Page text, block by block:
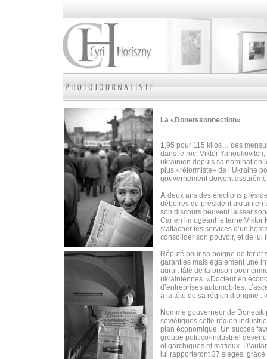
La «Donetskonnection»
1,95 pour 115 kilos… des
dans le roc, Viktor
ukrainien depuis sa nomination
plus «réformiste» de l’Ukraine
gouvernement doivent
A deux ans des élections
déboires du président ukrainien
son discours peuvent laisser
Car en limogeant le terne Viktor
s’attacher les services d’un
consolider son pouvoir, et de lui
Réputé pour sa poigne de fer et
garanties mais également une
aurait tâté de la prison pour
ukrainiennes. «Docteur en
d’entreprises automobiles.
à la tête de sa région d’origine :
Nommé gouverneur de Donetsk
soviétiques cette région
plan économique. Un succès
groupe politico-industriel
oligarchiques et mafieux.
lui rapporteront 37 sièges,